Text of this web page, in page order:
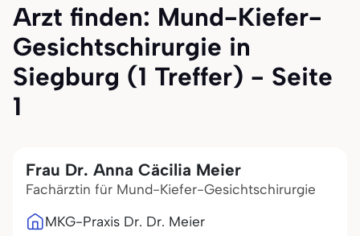
Arzt finden: Mund-Kiefer-
Gesichtschirurgie in
Siegburg (1 Treffer) - Seite
1
Frau Dr. Anna Cäcilia Meier
Fachärztin für Mund-Kiefer-Gesichtschirurgie
MKG-Praxis Dr. Dr. Meier